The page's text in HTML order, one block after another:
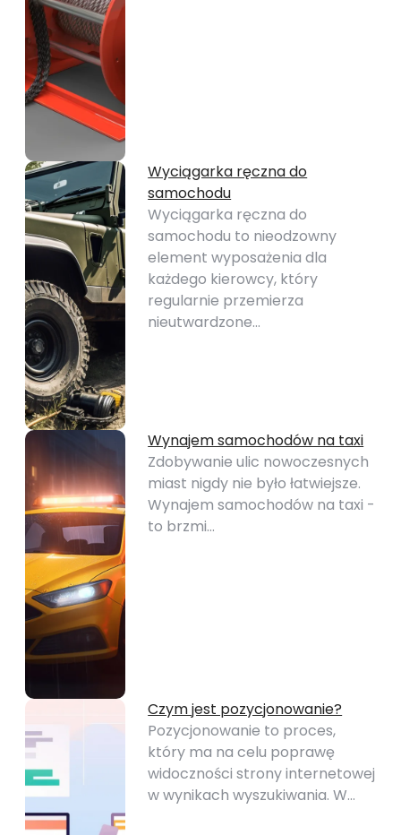
Wyciągarka ręczna do
samochodu
Wyciągarka ręczna do
samochodu to nieodzowny
element wyposażenia dla
każdego kierowcy, który
regularnie przemierza
nieutwardzone…
Wynajem samochodów na taxi
Zdobywanie ulic nowoczesnych
miast nigdy nie było łatwiejsze.
Wynajem samochodów na taxi -
to brzmi…
Czym jest pozycjonowanie?
Pozycjonowanie to proces,
który ma na celu poprawę
widoczności strony internetowej
w wynikach wyszukiwania. W…